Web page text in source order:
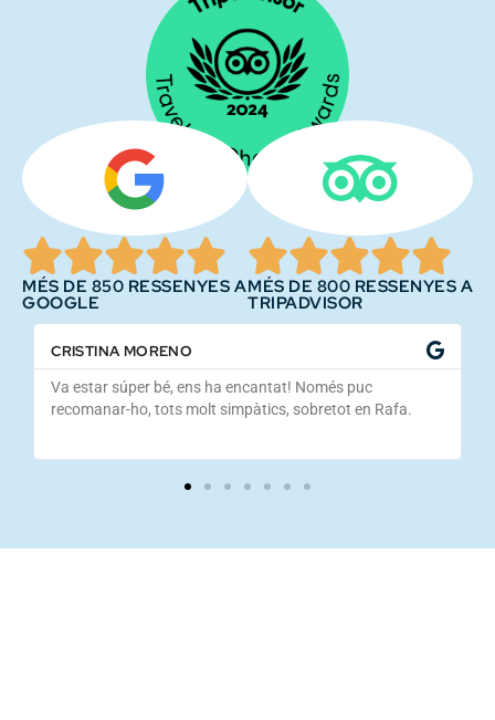
MÉS DE 850 RESSENYES A
GOOGLE
MÉS DE 800 RESSENYES A
TRIPADVISOR
CRISTINA MORENO
Va estar súper bé, ens ha encantat! Només puc
recomanar-ho, tots molt simpàtics, sobretot en Rafa.